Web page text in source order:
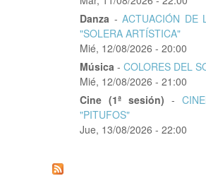
Danza -ACTUACIÓN DE
"SOLERA ARTÍSTICA"
Mié, 12/08/2026 - 20:00
Música - COLORES DEL
Mié, 12/08/2026 - 21:00
Cine (1ª sesión) -
"PITUFOS"
Jue, 13/08/2026 - 22:00